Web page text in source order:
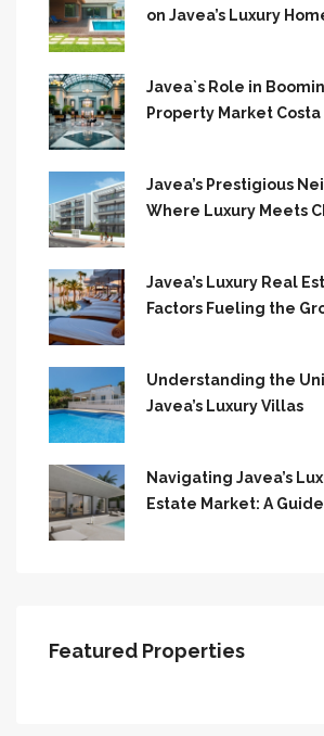
on Javea’s Luxury
Javea`s Role in
Property Market
Javea’s Prestigious
Where Luxury Meets
Javea’s Luxury Real
Factors Fueling the
Understanding the
Javea’s Luxury Villas
Navigating Javea’s
Estate Market: A Guide
Featured Properties